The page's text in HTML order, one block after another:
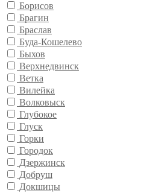
Борисов
Брагин
Браслав
Буда-Кошелево
Быхов
Верхнедвинск
Ветка
Вилейка
Волковыск
Глубокое
Глуск
Горки
Городок
Дзержинск
Добруш
Докшицы